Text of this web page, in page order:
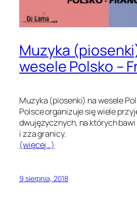
Muzyka
wesele Polsko –
Muzyka (piosenki) na wesele
Polsce organizuje się wiele
dwujęzycznych, na których
i zza granicy.
(więcej…)
9 sierpnia, 2018